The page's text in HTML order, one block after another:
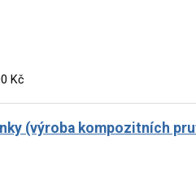
Kč
(výroba kompozitních